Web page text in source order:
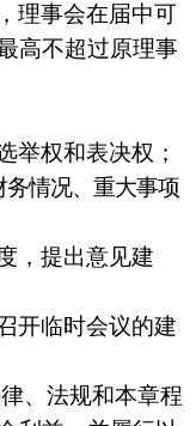
理事会在届中可
高不超过原理事
举权和表决权；
情况、重大事项
，提出意见建
开临时会议的建
、法规和本章程